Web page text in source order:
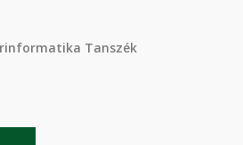
Tanszék